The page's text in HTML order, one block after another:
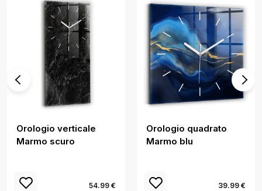
Orologio verticale
Marmo scuro
54.99 €
Orologio quadrato
Marmo blu
39.99 €